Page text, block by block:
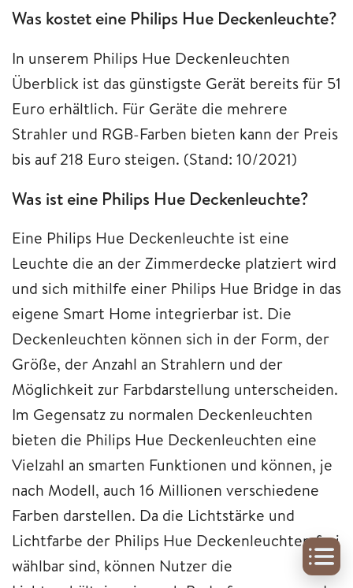
Was kostet eine Philips Hue Deckenleuchte?
In unserem Philips Hue Deckenleuchten
Überblick ist das günstigste Gerät bereits für 51
Euro erhältlich. Für Geräte die mehrere
Strahler und RGB-Farben bieten kann der Preis
bis auf 218 Euro steigen. (Stand: 10/2021)
Was ist eine Philips Hue Deckenleuchte?
Eine Philips Hue Deckenleuchte ist eine
Leuchte die an der Zimmerdecke platziert wird
und sich mithilfe einer Philips Hue Bridge in das
eigene Smart Home integrierbar ist. Die
Deckenleuchten können sich in der Form, der
Größe, der Anzahl an Strahlern und der
Möglichkeit zur Farbdarstellung unterscheiden.
Im Gegensatz zu normalen Deckenleuchten
bieten die Philips Hue Deckenleuchten eine
Vielzahl an smarten Funktionen und können, je
nach Modell, auch 16 Millionen verschiedene
Farben darstellen. Da die Lichtstärke und
Lichtfarbe der Philips Hue Deckenleuchten frei
wählbar sind, können Nutzer die